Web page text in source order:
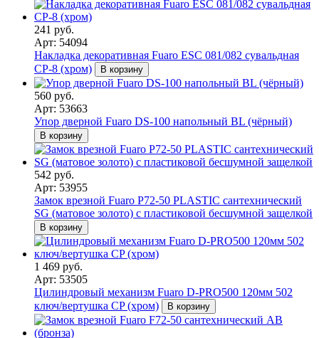
241 руб.
Арт: 54094
Накладка декоративная Fuaro ESC 081/082 сувальдная
CP-8 (хром)
В корзину
560 руб.
Арт: 53663
Упор дверной Fuaro DS-100 напольный BL (чёрный)
В корзину
542 руб.
Арт: 53955
Замок врезной Fuaro P72-50 PLASTIC сантехнический
SG (матовое золото) с пластиковой бесшумной защелкой
В корзину
1 469 руб.
Арт: 53505
Цилиндровый механизм Fuaro D-PRO500 120мм 502
ключ/вертушка CP (хром)
В корзину